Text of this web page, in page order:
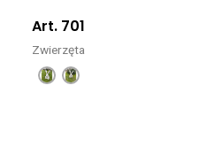
Art. 701
Zwierzęta